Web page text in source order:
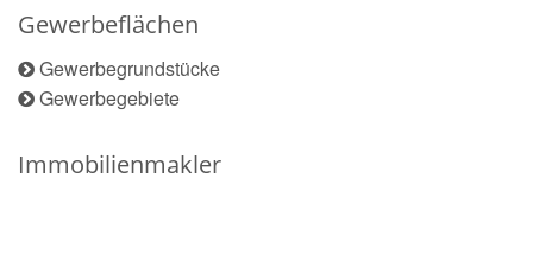
Gewerbeflächen
Gewerbegrundstücke
Gewerbegebiete
Immobilienmakler